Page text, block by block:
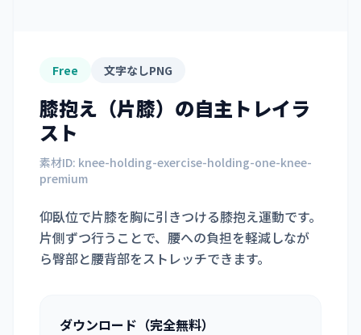
Free 文字なしPNG
膝抱え（片膝） の自主トレイラ
スト
素材ID: knee-holding-exercise-holding-one-knee-
premium
仰臥位で片膝を胸に引きつける膝抱え運動です。
片側ずつ行うことで、腰への負担を軽減しなが
ら臀部と腰背部をストレッチできます。
ダウンロード（完全無料）